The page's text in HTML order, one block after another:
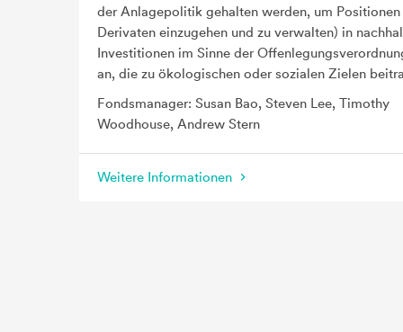
der Anlagepolitik gehalten werden, um Positionen
Derivaten einzugehen und zu verwalten) in
Investitionen im Sinne der
an, die zu ökologischen oder sozialen Zielen
Fondsmanager: Susan Bao, Steven Lee, Timothy
Woodhouse, Andrew Stern
Weitere Informationen